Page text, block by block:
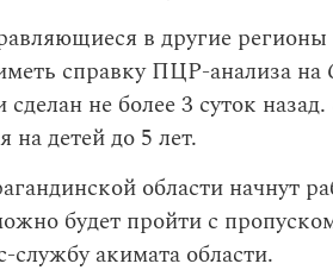
в другие
справку ПЦР-анализа на
не более 3 суток
на детей до 5 лет.
области начнут
будет пройти с
службу акимата области.